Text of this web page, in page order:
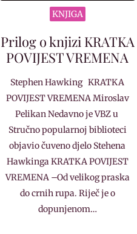
KNJIGA
Prilog o knjizi KRATKA
POVIJEST VREMENA
Stephen Hawking KRATKA
POVIJEST VREMENA Miroslav
Pelikan Nedavno je VBZ u
Stručno popularnoj biblioteci
objavio čuveno djelo Stehena
Hawkinga KRATKA POVIJEST
VREMENA –Od velikog praska
do crnih rupa. Riječ je o
dopunjenom…